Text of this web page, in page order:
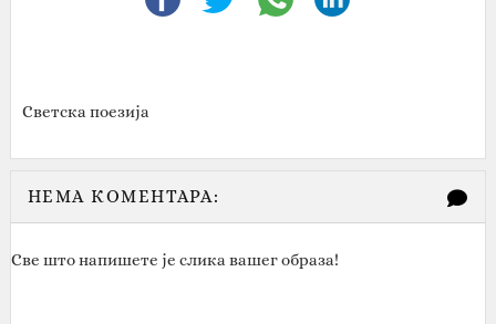
Светска поезија
НЕМА КОМЕНТАРА:
Све што напишете је слика вашег образа!